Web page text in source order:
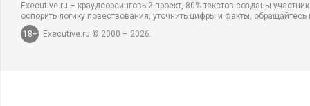
Executive.ru – краудсорсинговый проект, 80% текстов созданы
оспорить логику повествования, уточнить цифры и факты,
18+
Executive.ru © 2000 – 2026.